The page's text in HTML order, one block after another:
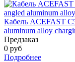
Кабель ACEFAST
aluminum alloy
Предзаказ
0 руб
Подробнее